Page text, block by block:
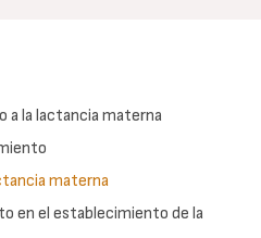
a la lactancia materna
materna
en el establecimiento de la